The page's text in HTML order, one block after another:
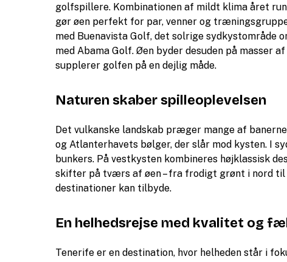
golfspillere. Kombinationen af mildt klima året
gør øen perfekt for par, venner og
med Buenavista Golf, det solrige sydkystområde
med Abama Golf. Øen byder desuden på masser
supplerer golfen på en dejlig måde.
Naturen skaber spilleoplevelsen
Det vulkanske landskab præger mange af
og Atlanterhavets bølger, der slår mod kysten. I
bunkers. På vestkysten kombineres højklassisk
skifter på tværs af øen – fra frodigt grønt i nord
destinationer kan tilbyde.
En helhedsrejse med kvalitet og
Tenerife er en destination, hvor helheden står i